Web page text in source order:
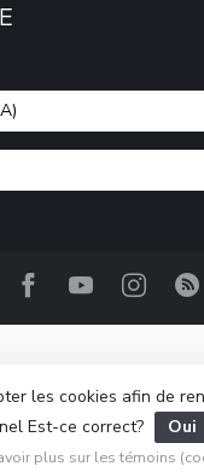
Camp Base.ca- Powered
designby
les cookies afin de
Est-ce correct?
Oui
plus sur les témoins